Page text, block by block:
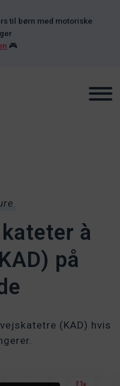
til børn med motoriske
🎮
à
på
(KAD) hvis